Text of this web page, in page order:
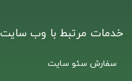
خدمات مرتبط با وب سایت
سفارش سئو سایت